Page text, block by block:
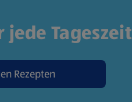
jede Tageszeit
Rezepten